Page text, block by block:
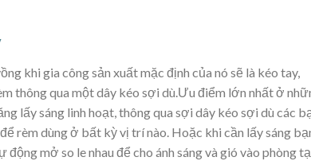
khi gia công sản xuất mặc định của nó sẽ là kéo tay,
thông qua một dây kéo sợi dù.Ưu điểm lớn nhất ở
lấy sáng linh hoạt, thông qua sợi dây kéo sợi dù các
rèm dùng ở bất kỳ vị trí nào. Hoặc khi cần lấy sáng
động mở so le nhau để cho ánh sáng và gió vào phòng